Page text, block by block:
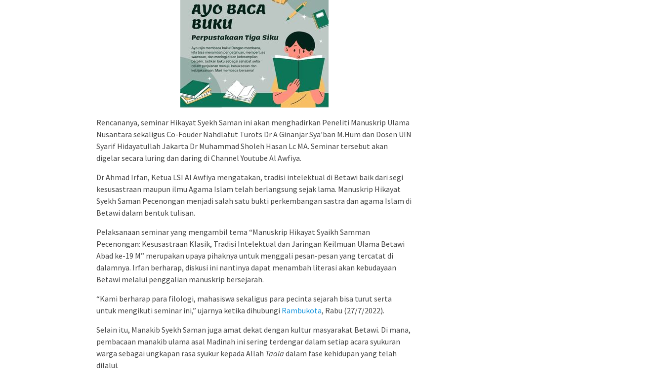
Rencananya, seminar Hikayat Syekh Saman ini akan menghadirkan Peneliti Manuskrip Ulama
Nusantara sekaligus Co-Fouder Nahdlatut Turots Dr A Ginanjar Sya’ban M.Hum dan Dosen UIN
Syarif Hidayatullah Jakarta Dr Muhammad Sholeh Hasan Lc MA. Seminar tersebut akan
digelar secara luring dan daring di Channel Youtube Al Awfiya.
Dr Ahmad Irfan, Ketua LSI Al Awfiya mengatakan, tradisi intelektual di Betawi baik dari segi
kesusastraan maupun ilmu Agama Islam telah berlangsung sejak lama. Manuskrip Hikayat
Syekh Saman Pecenongan menjadi salah satu bukti perkembangan sastra dan agama Islam di
Betawi dalam bentuk tulisan.
Pelaksanaan seminar yang mengambil tema “Manuskrip Hikayat Syaikh Samman
Pecenongan: Kesusastraan Klasik, Tradisi Intelektual dan Jaringan Keilmuan Ulama Betawi
Abad ke-19 M” merupakan upaya pihaknya untuk menggali pesan-pesan yang tercatat di
dalamnya. Irfan berharap, diskusi ini nantinya dapat menambah literasi akan kebudayaan
Betawi melalui penggalian manuskrip bersejarah.
“Kami berharap para filologi, mahasiswa sekaligus para pecinta sejarah bisa turut serta
untuk mengikuti seminar ini,” ujarnya ketika dihubungi Rambukota, Rabu (27/7/2022).
Selain itu, Manakib Syekh Saman juga amat dekat dengan kultur masyarakat Betawi. Di mana,
pembacaan manakib ulama asal Madinah ini sering terdengar dalam setiap acara syukuran
warga sebagai ungkapan rasa syukur kepada Allah Taala dalam fase kehidupan yang telah
dilalui.